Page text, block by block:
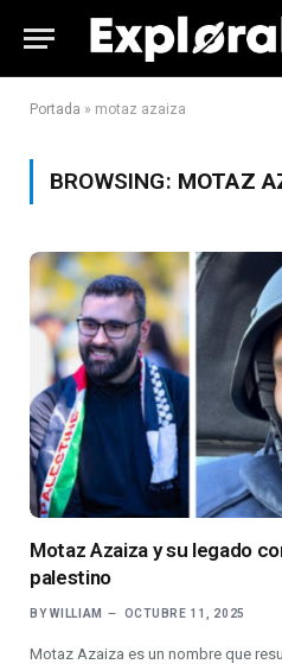
Portada » motaz azaiza
BROWSING: MOTAZ
Motaz Azaiza y su legado
palestino
BY WILLIAM OCTUBRE 11, 2025
Motaz Azaiza es un nombre que